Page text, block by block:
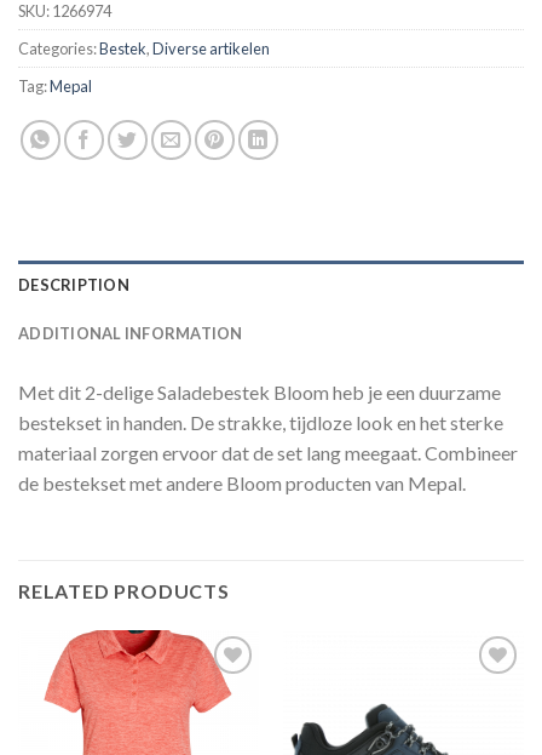
SKU:1266974
Categories:Bestek,Diverse artikelen
Tag:Mepal
DESCRIPTION
ADDITIONAL INFORMATION
Met dit 2-delige Saladebestek Bloom heb je een duurzame
bestekset in handen. De strakke, tijdloze look en het sterke
materiaal zorgen ervoor dat de set lang meegaat. Combineer
de bestekset met andere Bloom producten van Mepal.
RELATED PRODUCTS
Toevoegen
aan
verlanglijst